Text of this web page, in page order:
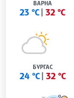
ВАРНА
23 °C 32 °C
БУРГАС
24 °C 32 °C